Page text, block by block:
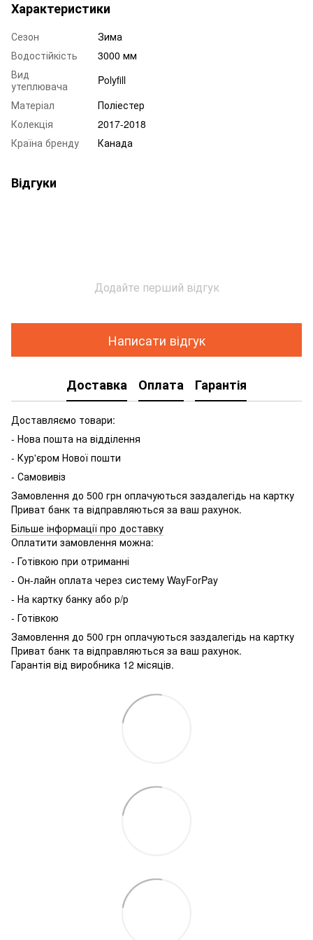
Характеристики
Сезон
Зима
Водостійкість
3000 мм
Вид
утеплювача
Polyfill
Матеріал
Поліестер
Колекція
2017-2018
Країна бренду
Канада
Відгуки
Додайте перший відгук
Написати відгук
Доставка Оплата Гарантія
Доставляємо товари:
- Нова пошта на відділення
- Кур'єром Нової пошти
- Самовивіз
Замовлення до 500 грн оплачуються заздалегідь на картку
Приват банк та відправляються за ваш рахунок.
Більше інформації про доставку
Оплатити замовлення можна:
- Готівкою при отриманні
- Он-лайн оплата через систему WayForPay
- На картку банку або р/р
- Готівкою
Замовлення до 500 грн оплачуються заздалегідь на картку
Приват банк та відправляються за ваш рахунок.
Гарантія від виробника 12 місяців.